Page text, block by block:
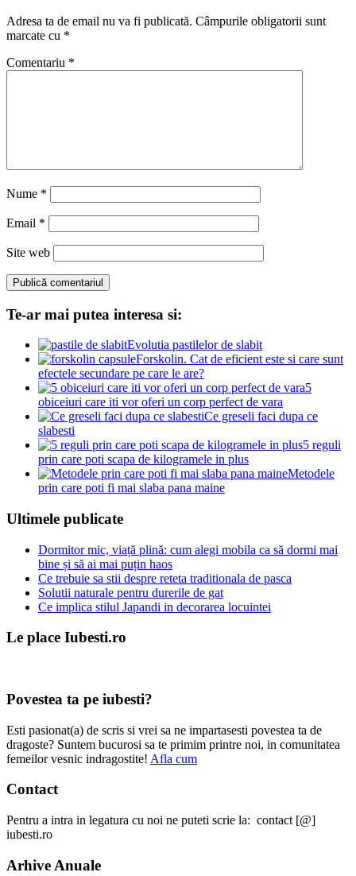
Adresa ta de email nu va fi publicată. Câmpurile obligatorii sunt
marcate cu *
Comentariu *
Nume *
Email *
Site web
Te-ar mai putea interesa si:
Evolutia pastilelor de slabit
Forskolin. Cat de eficient este si care sunt
efectele secundare pe care le are?
5
obiceiuri care iti vor oferi un corp perfect de vara
Ce greseli faci dupa ce
slabesti
5 reguli
prin care poti scapa de kilogramele in plus
Metodele
prin care poti fi mai slaba pana maine
Ultimele publicate
Dormitor mic, viață plină: cum alegi mobila ca să dormi mai
bine și să ai mai puțin haos
Ce trebuie sa stii despre reteta traditionala de pasca
Solutii naturale pentru durerile de gat
Ce implica stilul Japandi in decorarea locuintei
Le place Iubesti.ro
Povestea ta pe iubesti?
Esti pasionat(a) de scris si vrei sa ne impartasesti povestea ta de
dragoste? Suntem bucurosi sa te primim printre noi, in comunitatea
femeilor vesnic indragostite! Afla cum
Contact
Pentru a intra in legatura cu noi ne puteti scrie la: contact [@]
iubesti.ro
Arhive Anuale